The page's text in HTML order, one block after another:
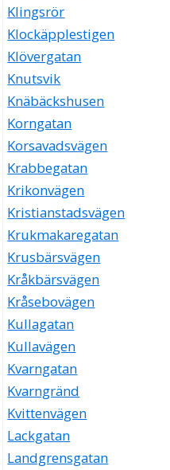
Klingsrör
Klockäpplestigen
Klövergatan
Knutsvik
Knäbäckshusen
Korngatan
Korsavadsvägen
Krabbegatan
Krikonvägen
Kristianstadsvägen
Krukmakaregatan
Krusbärsvägen
Kråkbärsvägen
Kråsebovägen
Kullagatan
Kullavägen
Kvarngatan
Kvarngränd
Kvittenvägen
Lackgatan
Landgrensgatan